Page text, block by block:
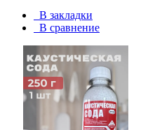
В закладки
В сравнение